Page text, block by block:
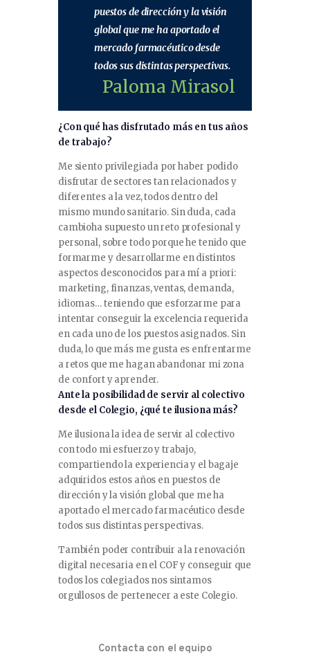
puestos de dirección y la visión
global que me ha aportado el
mercado farmacéutico desde
todos sus distintas perspectivas.
Paloma Mirasol
¿Con qué has disfrutado más en tus años
de trabajo?
Me siento privilegiada por haber podido
disfrutar de sectores tan relacionados y
diferentes a la vez, todos dentro del
mismo mundo sanitario. Sin duda, cada
cambioha supuesto un reto profesional y
personal, sobre todo porque he tenido que
formarme y desarrollarme en distintos
aspectos desconocidos para mí a priori:
marketing, finanzas, ventas, demanda,
idiomas… teniendo que esforzarme para
intentar conseguir la excelencia requerida
en cada uno de los puestos asignados. Sin
duda, lo que más me gusta es enfrentarme
a retos que me hagan abandonar mi zona
de confort y aprender.
Ante la posibilidad de servir al colectivo
desde el Colegio, ¿qué te ilusiona más?
Me ilusiona la idea de servir al colectivo
con todo mi esfuerzo y trabajo,
compartiendo la experiencia y el bagaje
adquiridos estos años en puestos de
dirección y la visión global que me ha
aportado el mercado farmacéutico desde
todos sus distintas perspectivas.
También poder contribuir a la renovación
digital necesaria en el COF y conseguir que
todos los colegiados nos sintamos
orgullosos de pertenecer a este Colegio.
Contacta con el equipo